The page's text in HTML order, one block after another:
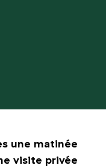
une matinée
visite privée